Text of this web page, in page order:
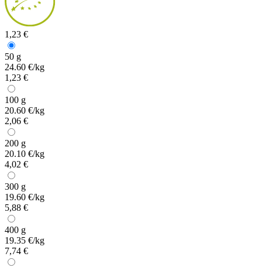
1,23 €
50 g
24.60 €/kg
1,23 €
100 g
20.60 €/kg
2,06 €
200 g
20.10 €/kg
4,02 €
300 g
19.60 €/kg
5,88 €
400 g
19.35 €/kg
7,74 €